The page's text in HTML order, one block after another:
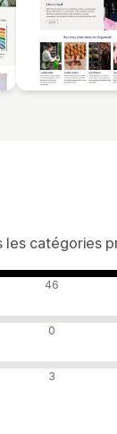
les catégories
46
0
3